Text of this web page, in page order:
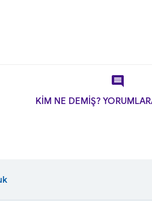

KİM NE DEMİŞ?